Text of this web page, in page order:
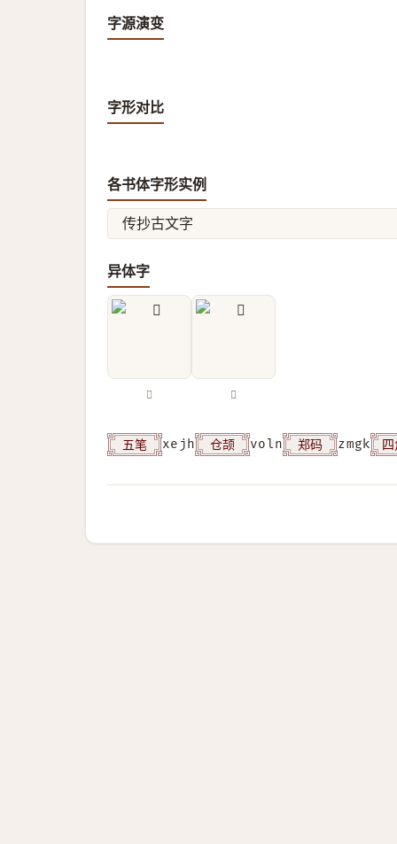
字源演变
字形对比
各书体字形实例
传抄古文字
异体字
𠛖 𠛮
五笔 xejh 仓颉 voln 郑码 zmgk